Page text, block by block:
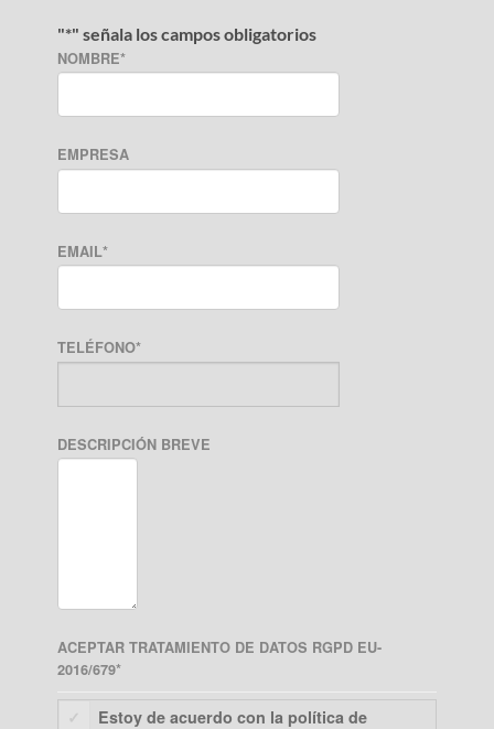
"*" señala los campos obligatorios
NOMBRE*
EMPRESA
EMAIL*
TELÉFONO*
DESCRIPCIÓN BREVE
ACEPTAR TRATAMIENTO DE DATOS RGPD EU-
2016/679*
Estoy de acuerdo con la política de